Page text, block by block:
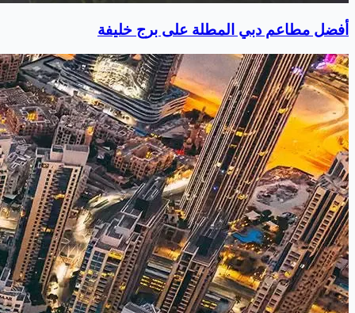
أفضل مطاعم دبي المطلة على برج خليفة